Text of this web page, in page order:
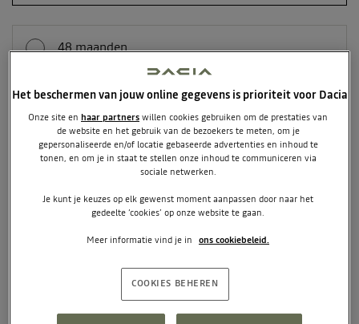
48 maanden
+ € 30 per maand
42 maanden Pseudo-eindheffing actie
+ € 55 per maand
36 maanden
+ € 80 per maand
24 maanden
Het beschermen van jouw online gegevens is prioriteit voor Dacia
Onze site en haar partners willen cookies gebruiken om de prestaties van
de website en het gebruik van de bezoekers te meten, om je
gepersonaliseerde en/of locatie gebaseerde advertenties en inhoud te
tonen, en om je in staat te stellen onze inhoud te communiceren via
sociale netwerken.
Je kunt je keuzes op elk gewenst moment aanpassen door naar het
gedeelte ‘cookies’ op onze website te gaan.
Meer informatie vind je in ons cookiebeleid.
COOKIES BEHEREN